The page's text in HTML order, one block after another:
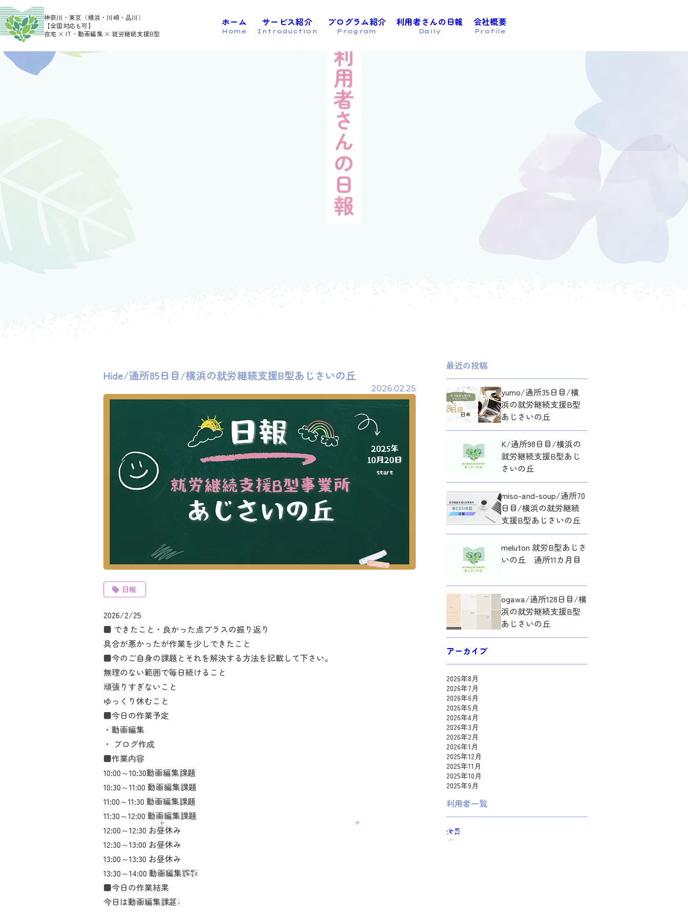
神奈川・東京（横浜・川崎・品川）
【全国対応も可】
在宅 × IT・動画編集 × 就労継続支援B型
ホーム
Home
サービス紹介
Introduction
プログラム紹介
Program
利用者さんの日報
Daily
会社概要
Profile
HOME > 利用者さんの日報
Hide/通所85日目/横浜の就労継続支援B型あじさいの丘
2026.02.25
日報
2026/2/25
■ できたこと・良かった点プラスの振り返り
具合が悪かったが作業を少しできたこと
■今のご自身の課題とそれを解決する方法を記載して下さい。
無理のない範囲で毎日続けること
頑張りすぎないこと
ゆっくり休むこと
■今日の作業予定
・動画編集
・ ブログ作成
■作業内容
10:00～10:30動画編集課題
10:30～11:00 動画編集課題
11:00～11:30 動画編集課題
11:30～12:00 動画編集課題
12:00～12:30 お昼休み
12:30～13:00 お昼休み
13:00～13:30 お昼休み
13:30～14:00 動画編集課題
■今日の作業結果
今日は動画編集課題12の修正を少ししました。
最近の投稿
yumo/通所35日目/横
浜の就労継続支援B型
あじさいの丘
K/通所98日目/横浜の
就労継続支援B型あじ
さいの丘
miso-and-soup/通所70
日目/横浜の就労継続
支援B型あじさいの丘
meluton 就労B型あじさ
いの丘 通所11カ月目
ogawa/通所128日目/横
浜の就労継続支援B型
あじさいの丘
アーカイブ
2026年8月
2026年7月
2026年6月
2026年5月
2026年4月
2026年3月
2026年2月
2026年1月
2025年12月
2025年11月
2025年10月
2025年9月
利用者一覧
全員
a0sa0